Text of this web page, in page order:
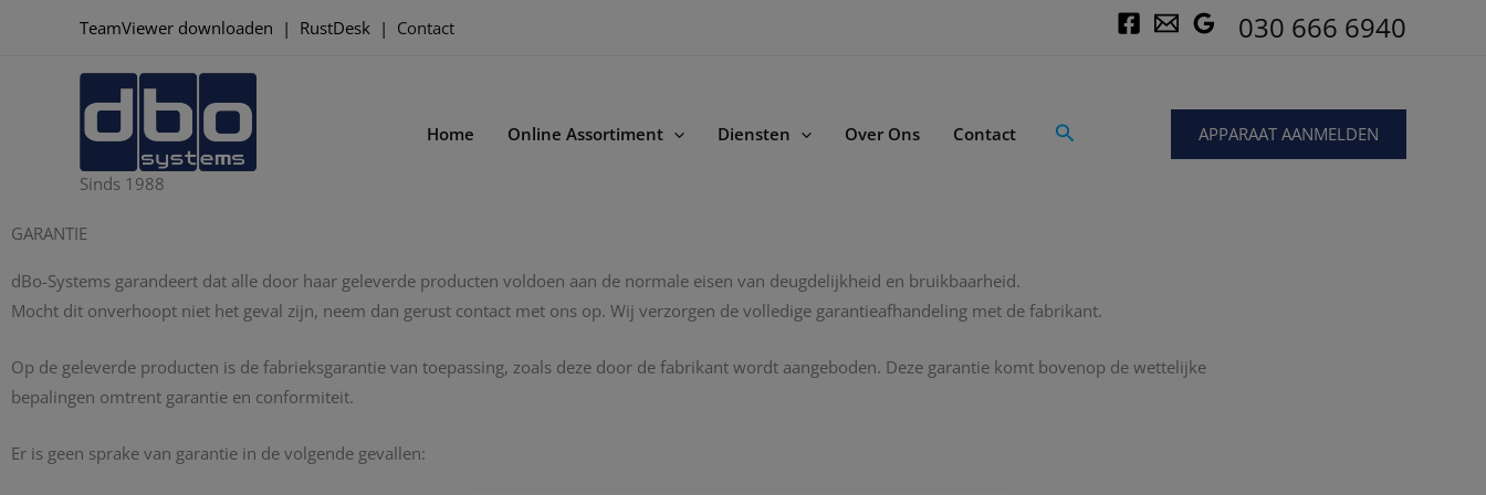
TeamViewer downloaden | RustDesk | Contact 030 666 6940
Sinds 1988
Home Online Assortiment Diensten Over Ons Contact Zoeken APPARAAT AANMELDEN
GARANTIE
dBo-Systems garandeert dat alle door haar geleverde producten voldoen aan de normale eisen van deugdelijkheid en bruikbaarheid.
Mocht dit onverhoopt niet het geval zijn, neem dan gerust contact met ons op. Wij verzorgen de volledige garantieafhandeling met de fabrikant.
Op de geleverde producten is de fabrieksgarantie van toepassing, zoals deze door de fabrikant wordt aangeboden. Deze garantie komt bovenop de wettelijke
bepalingen omtrent garantie en conformiteit.
Er is geen sprake van garantie in de volgende gevallen: